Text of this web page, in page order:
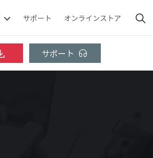
サポート オンラインストア
サポート